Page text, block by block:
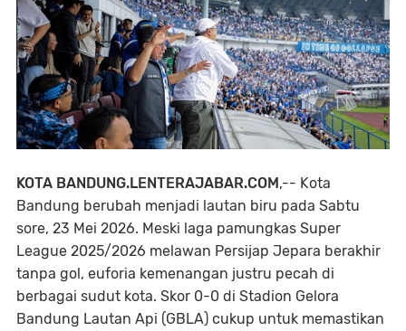
KOTA BANDUNG.LENTERAJABAR.COM,-- Kota
Bandung berubah menjadi lautan biru pada Sabtu
sore, 23 Mei 2026. Meski laga pamungkas Super
League 2025/2026 melawan Persijap Jepara berakhir
tanpa gol, euforia kemenangan justru pecah di
berbagai sudut kota. Skor 0-0 di Stadion Gelora
Bandung Lautan Api (GBLA) cukup untuk memastikan